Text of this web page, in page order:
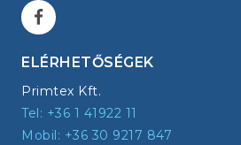
ELÉRHETŐSÉGEK
Primtex Kft.
Tel: +36 1 41922 11
Mobil: +36 30 9217 847